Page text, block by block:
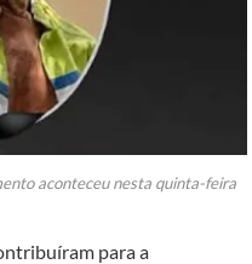
aconteceu nesta quinta-feira
para a